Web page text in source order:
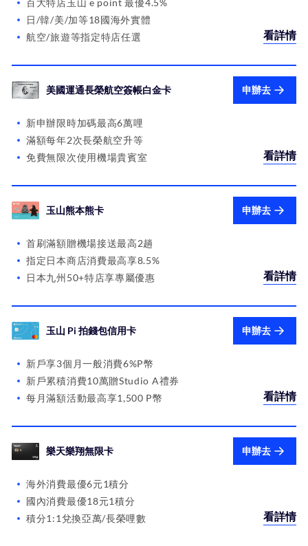
百大特店玉山 e point 最優4.5%
日/韓/美/加等18國海外實體
航空/旅遊等指定特店任選
看詳情
美國運通長榮航空簽帳白金卡 申辦去
新申辦限時加碼最高6萬哩
滿額每年2次長榮航空升等
免費無限次使用機場貴賓室
看詳情
玉山熊本熊卡 申辦去
首刷滿額贈機場接送最高2趟
指定日本商店消費最高享8.5%
日本九州50+特店享專屬優惠
看詳情
玉山 Pi 拍錢包信用卡 申辦去
新戶享3個月一般消費6%P幣
新戶累積消費10萬贈Studio A禮券
每月滿額活動最高享1,500 P幣
看詳情
樂天樂翔無限卡 申辦去
海外消費最優6元1積分
國內消費最優18元1積分
積分1:1兌換亞萬/長榮哩數
看詳情